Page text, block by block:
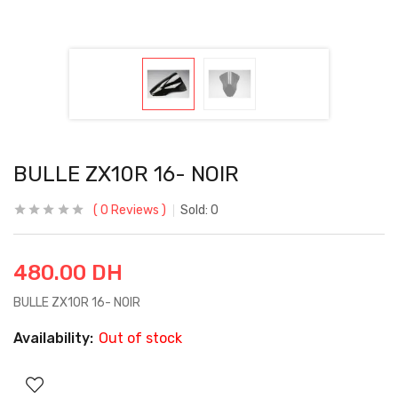
BULLE ZX10R 16- NOIR
0 Reviews Sold: 0
480.00 DH
BULLE ZX10R 16- NOIR
Availability: Out of stock